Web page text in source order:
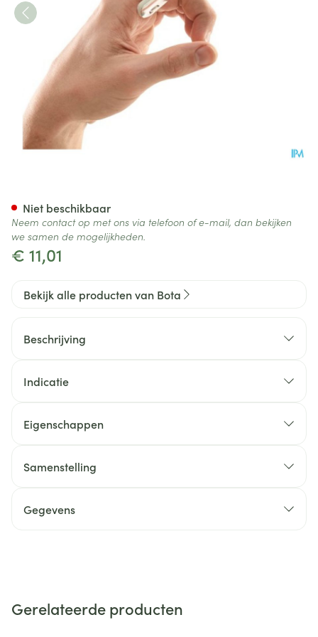
€ 11,01
Niet beschikbaar
Neem contact op met ons via telefoon of e-mail, dan bekijken
we samen de mogelijkheden.
Bekijk alle producten van Bota
Beschrijving
Indicatie
Eigenschappen
Samenstelling
Gegevens
Gerelateerde producten